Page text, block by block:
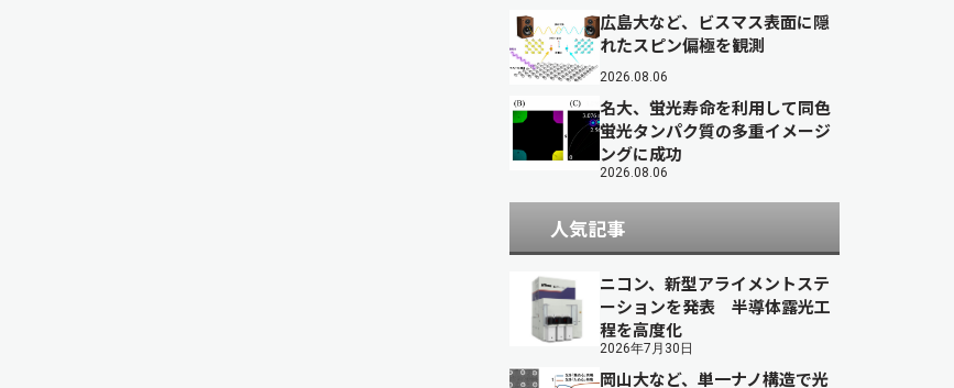
広島大など、ビスマス表面に隠
れたスピン偏極を観測
2026.08.06
名大、蛍光寿命を利用して同色
蛍光タンパク質の多重イメージ
ングに成功
2026.08.06
人気記事
ニコン、新型アライメントステ
ーションを発表 半導体露光工
程を高度化
2026年7月30日
岡山大など、単一ナノ構造で光